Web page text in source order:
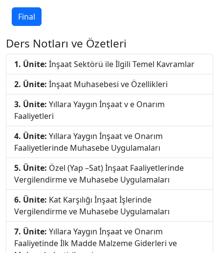
Final
Ders Notları ve Özetleri
1. Ünite: İnşaat Sektörü ile İlgili Temel Kavramlar
2. Ünite: İnşaat Muhasebesi ve Özellikleri
3. Ünite: Yıllara Yaygın İnşaat v e Onarım
Faaliyetleri
4. Ünite: Yıllara Yaygın İnşaat ve Onarım
Faaliyetlerinde Muhasebe Uygulamaları
5. Ünite: Özel (Yap –Sat) İnşaat Faaliyetlerinde
Vergilendirme ve Muhasebe Uygulamaları
6. Ünite: Kat Karşılığı İnşaat İşlerinde
Vergilendirme ve Muhasebe Uygulamaları
7. Ünite: Yıllara Yaygın İnşaat ve Onarım
Faaliyetinde İlk Madde Malzeme Giderleri ve